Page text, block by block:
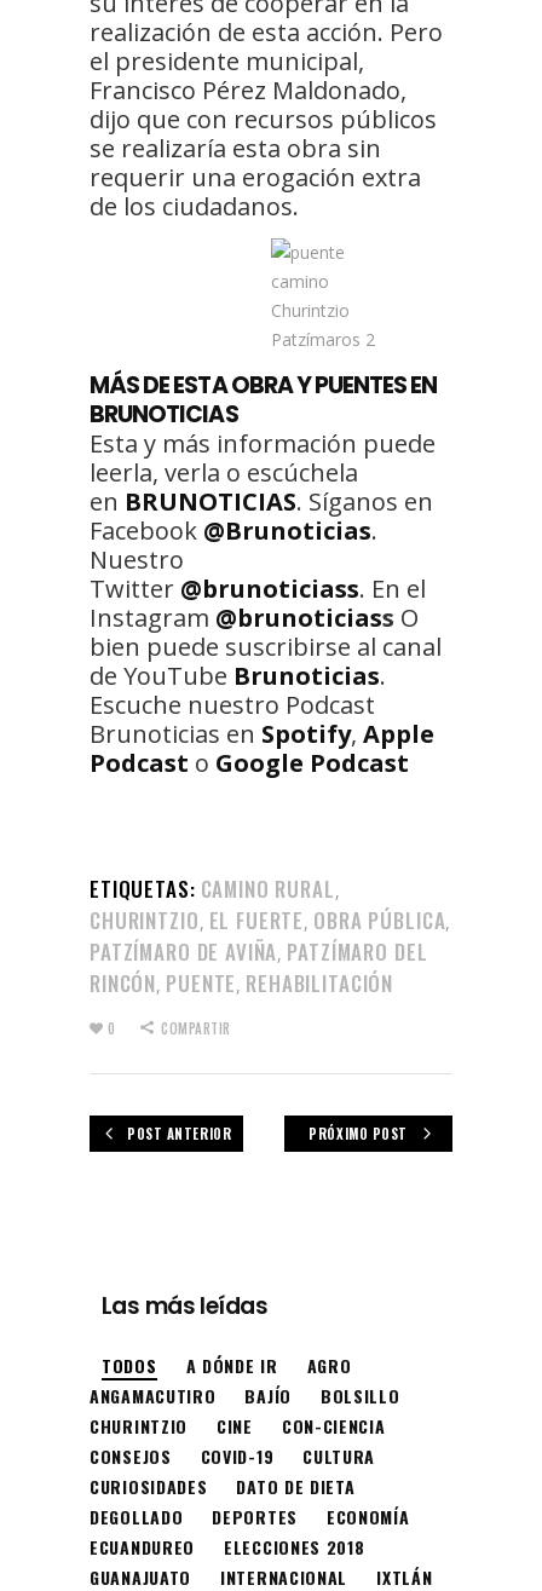
realización de esta acción. Pero
el presidente municipal,
Francisco Pérez Maldonado,
dijo que con recursos públicos
se realizaría esta obra sin
requerir una erogación extra
de los ciudadanos.
MÁS DE ESTA OBRA Y PUENTES EN
BRUNOTICIAS
Esta y más información puede
leerla, verla o escúchela
en BRUNOTICIAS. Síganos en
Facebook @Brunoticias.
Nuestro
Twitter @brunoticiass. En el
Instagram @brunoticiass O
bien puede suscribirse al canal
de YouTube Brunoticias.
Escuche nuestro Podcast
Brunoticias en Spotify, Apple
Podcast o Google Podcast
ETIQUETAS: CAMINO RURAL,
CHURINTZIO, EL FUERTE, OBRA PÚBLICA,
PATZÍMARO DE AVIÑA, PATZÍMARO DEL
RINCÓN, PUENTE, REHABILITACIÓN
0 COMPARTIR
POST ANTERIOR PRÓXIMO POST
Las más leídas
TODOS A DÓNDE IR
AGRO
ANGAMACUTIRO
BAJÍO
BOLSILLO
CHURINTZIO
CINE
CON-CIENCIA
CONSEJOS
COVID-19
CULTURA
CURIOSIDADES
DATO DE DIETA
DEGOLLADO
DEPORTES
ECONOMÍA
ECUANDUREO
ELECCIONES 2018
GUANAJUATO
INTERNACIONAL IXTLÁN